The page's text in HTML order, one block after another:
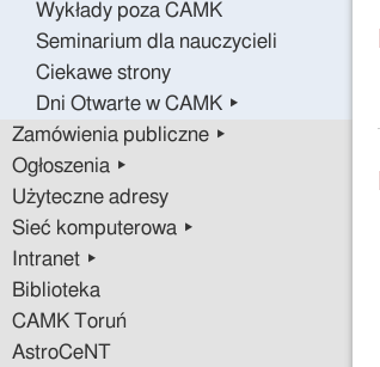
Wykłady poza CAMK
Seminarium dla nauczycieli
Ciekawe strony
Dni Otwarte w CAMK ▸
Zamówienia publiczne ▸
Ogłoszenia ▸
Użyteczne adresy
Sieć komputerowa ▸
Intranet ▸
Biblioteka
CAMK Toruń
AstroCeNT